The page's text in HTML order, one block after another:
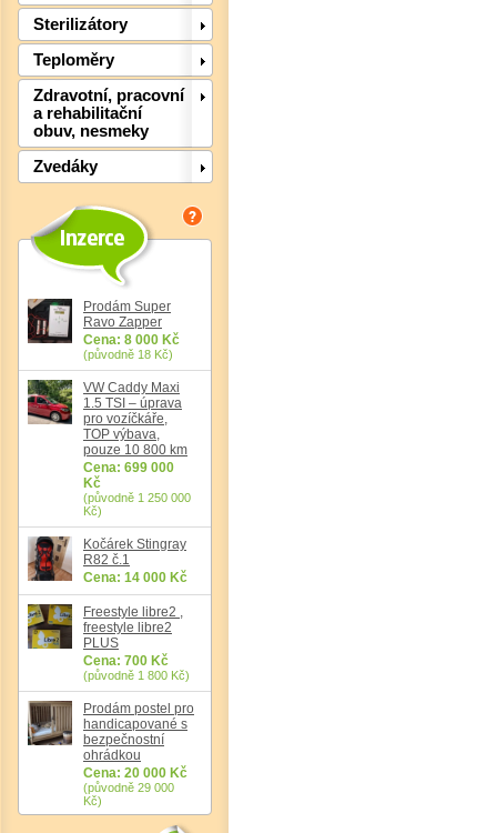
Sterilizátory
Teploměry
Zdravotní, pracovní
a rehabilitační
obuv, nesmeky
Zvedáky
Prodám Super
Ravo Zapper
Cena: 8 000 Kč
(původně 18 Kč)
VW Caddy Maxi
1.5 TSI – úprava
pro vozíčkáře,
TOP výbava,
pouze 10 800 km
Cena: 699 000
Kč
(původně 1 250 000
Kč)
Kočárek Stingray
R82 č.1
Cena: 14 000 Kč
Freestyle libre2 ,
freestyle libre2
PLUS
Cena: 700 Kč
(původně 1 800 Kč)
Prodám postel pro
handicapované s
bezpečnostní
ohrádkou
Cena: 20 000 Kč
(původně 29 000
Kč)